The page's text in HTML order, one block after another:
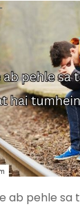
ab pehle sa